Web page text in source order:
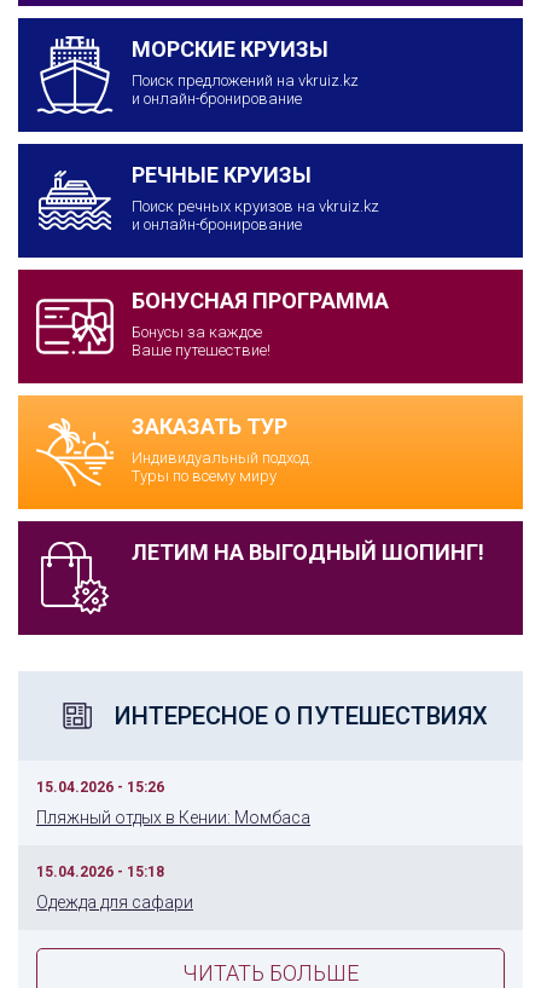
МОРСКИЕ КРУИЗЫ
Поиск предложений на vkruiz.kz
и онлайн-бронирование
РЕЧНЫЕ КРУИЗЫ
Поиск речных круизов на vkruiz.kz
и онлайн-бронирование
БОНУСНАЯ ПРОГРАММА
Бонусы за каждое
Ваше путешествие!
ЗАКАЗАТЬ ТУР
Индивидуальный подход.
Туры по всему миру
ЛЕТИМ НА ВЫГОДНЫЙ ШОПИНГ!
ИНТЕРЕСНОЕ О ПУТЕШЕСТВИЯХ
15.04.2026 - 15:26
Пляжный отдых в Кении: Момбаса
15.04.2026 - 15:18
Одежда для сафари
ЧИТАТЬ БОЛЬШЕ